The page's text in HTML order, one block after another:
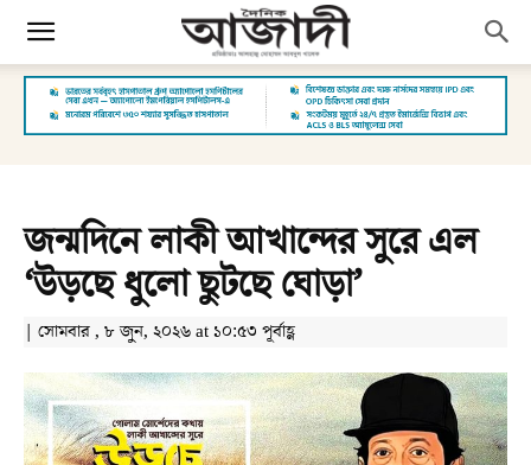
জন্মদিনে লাকী আখান্দের সুরে এল
‘উড়ছে ধুলো ছুটছে ঘোড়া’
| সোমবার , ৮ জুন, ২০২৬ at ১০:৫৩ পূর্বাহ্ণ